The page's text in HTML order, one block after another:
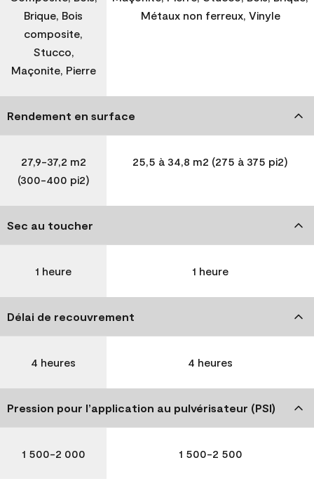
Brique, Bois
composite,
Stucco,
Maçonite, Pierre
Métaux non ferreux, Vinyle
Rendement en surface
27,9-37,2 m2
(300-400 pi2)
25,5 à 34,8 m2 (275 à 375 pi2)
Sec au toucher
1 heure 1 heure
Délai de recouvrement
4 heures 4 heures
Pression pour l’application au pulvérisateur (PSI)
1 500-2 000 1 500-2 500